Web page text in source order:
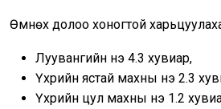
Өмнөх долоо хоногтой
Луувангийн үнэ 4.3 хувиар,
Үхрийн ястай махны үнэ 2.3
Үхрийн цул махны үнэ 1.2